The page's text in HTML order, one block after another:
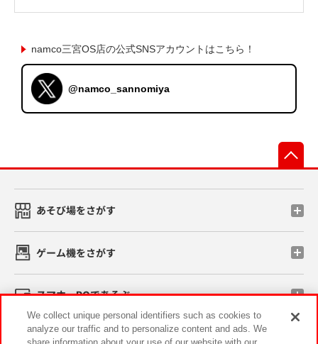
namco三宮OS店の公式SNSアカウントはこちら！
@namco_sannomiya
あそび場をさがす
ゲーム機をさがす
スマホ・PCであそぶ
イベント・キャンペーン
We collect unique personal identifiers such as cookies to
analyze our traffic and to personalize content and ads. We